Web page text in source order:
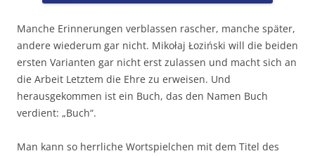
Manche Erinnerungen verblassen rascher, manche später,
andere wiederum gar nicht. Mikołaj Łoziński will die beiden
ersten Varianten gar nicht erst zulassen und macht sich an
die Arbeit Letztem die Ehre zu erweisen. Und
herausgekommen ist ein Buch, das den Namen Buch
verdient: „Buch“.
Man kann so herrliche Wortspielchen mit dem Titel des